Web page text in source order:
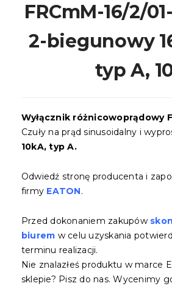
FRCmM-16/2/
2-biegunowy
typ A,
Wyłącznik różnicowoprądowy
Czuły na prąd sinusoidalny i
10kA, typ A.
Odwiedź stronę producenta i
firmy EATON.
Przed dokonaniem zakupów
biurem w celu uzyskania
terminu realizacji.
Nie znalazłeś produktu w marce
sklepie? Pisz do nas. Wycenimy